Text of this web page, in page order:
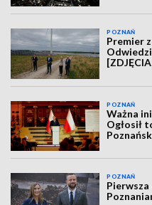
POZNAŃ
Premier
POZNAŃ
Ważna
Ogłosił
POZNAŃ